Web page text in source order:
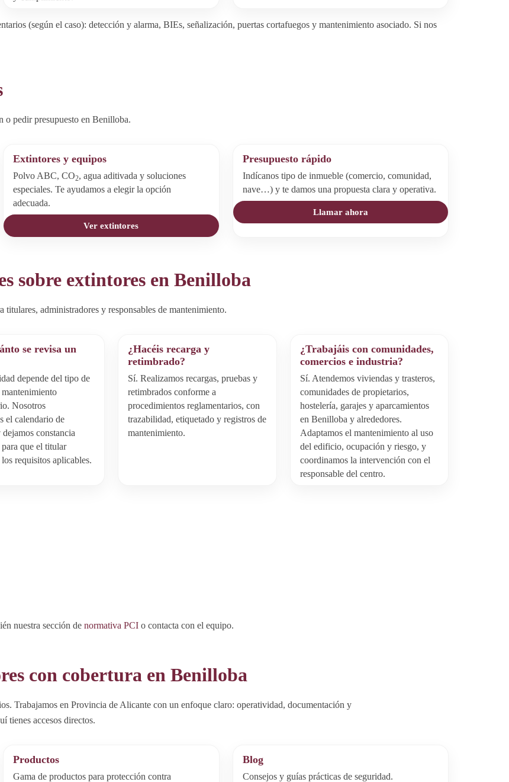
(según el caso): detección y alarma, BIEs, señalización, puertas cortafuegos y mantenimiento asociado. Si nos
o pedir presupuesto en Benilloba.
Extintores y equipos
Polvo ABC, CO2, agua aditivada y soluciones
especiales. Te ayudamos a elegir la opción
adecuada.
Ver extintores
Presupuesto rápido
Indícanos tipo de inmueble (comercio, comunidad,
nave…) y te damos una propuesta clara y operativa.
Llamar ahora
sobre extintores en Benilloba
titulares, administradores y responsables de mantenimiento.
se revisa un
depende del tipo de
Nosotros
el calendario de
constancia
que el titular
requisitos aplicables.
¿Hacéis recarga y
retimbrado?
Sí. Realizamos recargas, pruebas y
retimbrados conforme a
procedimientos reglamentarios, con
trazabilidad, etiquetado y registros de
mantenimiento.
¿Trabajáis con comunidades,
comercios e industria?
Sí. Atendemos viviendas y trasteros,
comunidades de propietarios,
hostelería, garajes y aparcamientos
en Benilloba y alrededores.
Adaptamos el mantenimiento al uso
del edificio, ocupación y riesgo, y
coordinamos la intervención con el
responsable del centro.
nuestra sección de normativa PCI o contacta con el equipo.
con cobertura en Benilloba
Trabajamos en Provincia de Alicante con un enfoque claro: operatividad, documentación y
tienes accesos directos.
Productos
Gama de productos para protección contra
Blog
Consejos y guías prácticas de seguridad.